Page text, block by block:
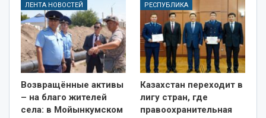
ЛЕНТА НОВОСТЕЙ
Возвращённые активы
– на благо жителей
села: в Мойынкумском
РЕСПУБЛИКА
Казахстан переходит в
лигу стран, где
правоохранительная